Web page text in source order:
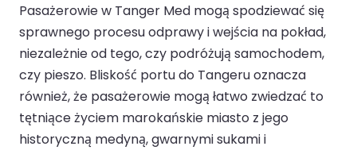
Pasażerowie w Tanger Med mogą spodziewać się
sprawnego procesu odprawy i wejścia na pokład,
niezależnie od tego, czy podróżują samochodem,
czy pieszo. Bliskość portu do Tangeru oznacza
również, że pasażerowie mogą łatwo zwiedzać to
tętniące życiem marokańskie miasto z jego
historyczną medyną, gwarnymi sukami i